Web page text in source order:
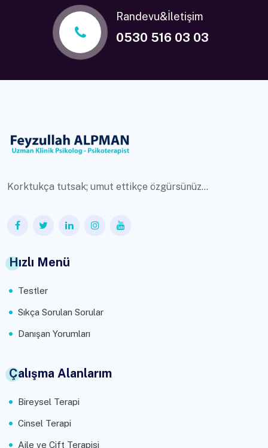
Randevu&İletişim
0530 516 03 03
Korktukça tutsak; umut ettikçe özgürsünüz...
Hızlı Menü
Testler
Sıkça Sorulan Sorular
Danışan Yorumları
Çalışma Alanlarım
Bireysel Terapi
Cinsel Terapi
Aile ve Çift Terapisi